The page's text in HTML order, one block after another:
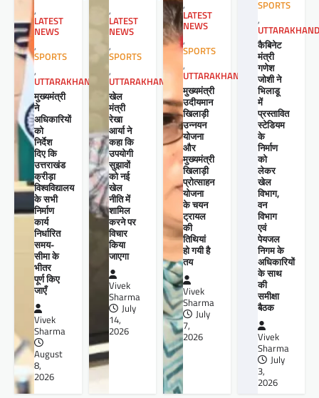
,
LATEST
NEWS
,
SPORTS
,
UTTARAKHAND
मुख्यमंत्री
ने
अधिकारियों
को
निर्देश
दिए कि
उत्तराखंड
क्रीड़ा
विश्वविद्यालय
के सभी
निर्माण
कार्य
निर्धारित
समय-
सीमा के
भीतर
पूर्ण किए
जाएँ
Vivek
Sharma
August
8,
2026
,
LATEST
NEWS
,
SPORTS
,
UTTARAKHAND
खेल
मंत्री
रेखा
आर्या ने
कहा कि
उपयोगी
सुझावों
को नई
खेल
नीति में
शामिल
करने पर
विचार
किया
जाएगा
Vivek
Sharma
July
14,
2026
,
LATEST
NEWS
,
SPORTS
,
UTTARAKHAND
मुख्यमंत्री
उदीयमान
खिलाड़ी
उन्नयन
योजना
और
मुख्यमंत्री
खिलाड़ी
प्रोत्साहन
योजना
के चयन
ट्रायल
की
तिथियां
हो गयी है
तय
Vivek
Sharma
July
7,
2026
SPORTS
,
UTTARAKHAND
कैबिनेट
मंत्री
गणेश
जोशी ने
भिलाडू
में
प्रस्तावित
स्टेडियम
के
निर्माण
को
लेकर
खेल
विभाग,
वन
विभाग
एवं
पेयजल
निगम के
अधिकारियों
के साथ
की
समीक्षा
बैठक
Vivek
Sharma
July
3,
2026